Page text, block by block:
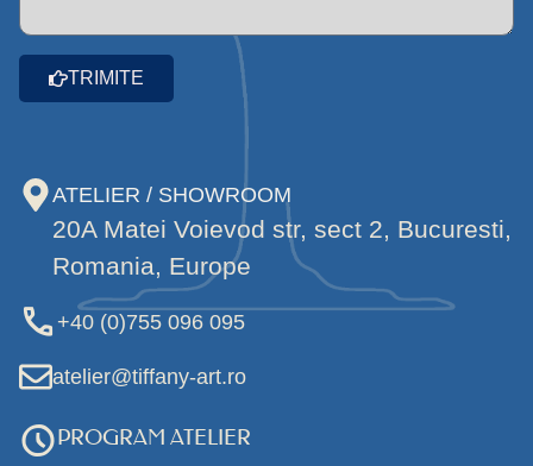
TRIMITE
ATELIER / SHOWROOM
20A Matei Voievod str, sect 2, Bucuresti,
Romania, Europe
+40 (0)755 096 095
atelier@tiffany-art.ro
PROGRAM ATELIER